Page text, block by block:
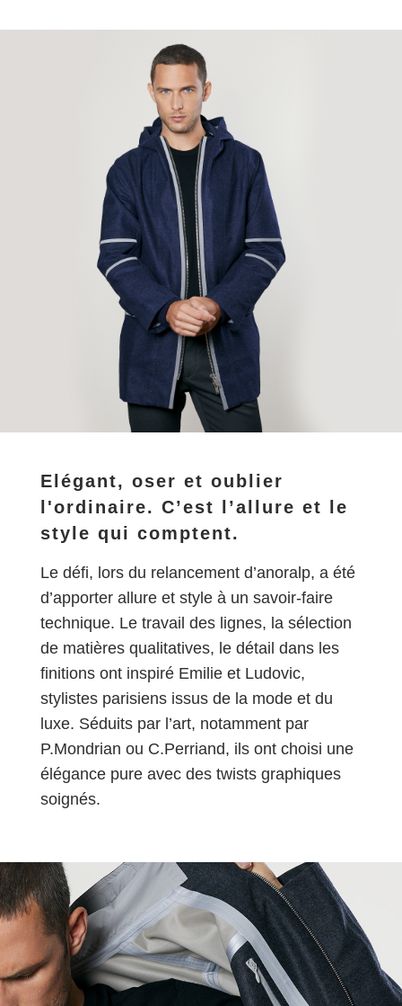
Elégant, oser et oublier
l'ordinaire. C’est l’allure et le
style qui comptent.
Le défi, lors du relancement d’anoralp, a été
d’apporter allure et style à un savoir-faire
technique. Le travail des lignes, la sélection
de matières qualitatives, le détail dans les
finitions ont inspiré Emilie et Ludovic,
stylistes parisiens issus de la mode et du
luxe. Séduits par l’art, notamment par
P.Mondrian ou C.Perriand, ils ont choisi une
élégance pure avec des twists graphiques
soignés.